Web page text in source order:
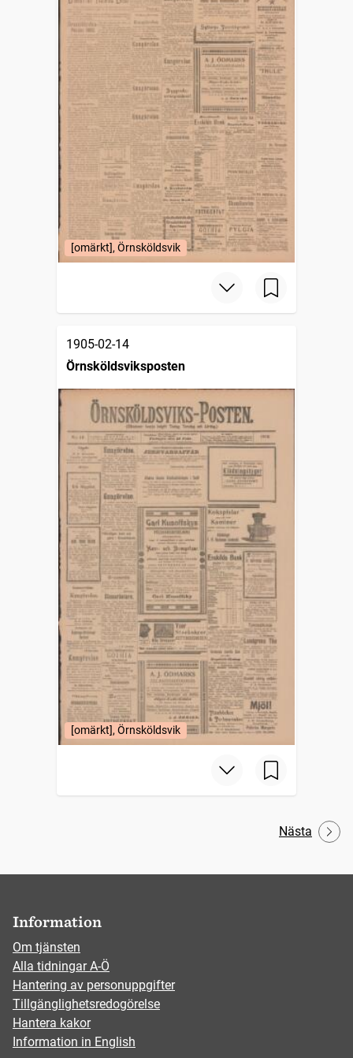
[omärkt], Örnsköldsvik
1905-02-14
Örnsköldsviksposten
[omärkt], Örnsköldsvik
Nästa
Information
Om tjänsten
Alla tidningar A-Ö
Hantering av personuppgifter
Tillgänglighetsredogörelse
Hantera kakor
Information in English